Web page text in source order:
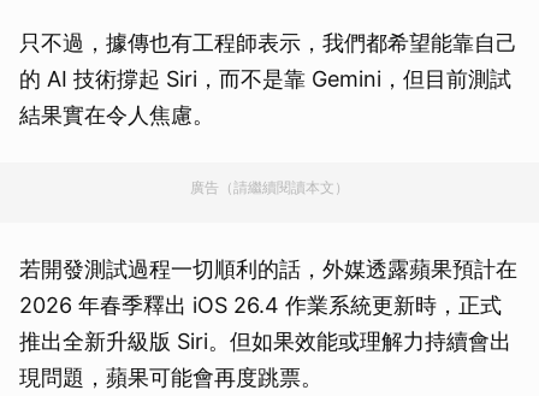
只不過，據傳也有工程師表示，我們都希望能靠自己
的 AI 技術撐起 Siri，而不是靠 Gemini，但目前測試
結果實在令人焦慮。
廣告（請繼續閱讀本文）
若開發測試過程一切順利的話，外媒透露蘋果預計在
2026 年春季釋出 iOS 26.4 作業系統更新時，正式
推出全新升級版 Siri。但如果效能或理解力持續會出
現問題，蘋果可能會再度跳票。